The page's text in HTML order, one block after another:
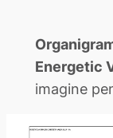
Energetic
imagine